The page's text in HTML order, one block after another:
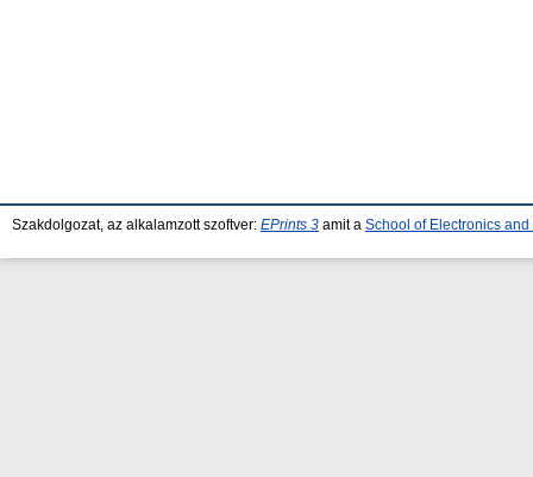
Szakdolgozat, az alkalamzott szoftver: EPrints 3 amit a School of Electronics